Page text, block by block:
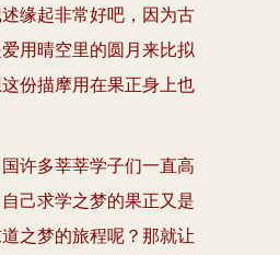
缘起非常好吧，因为古
用晴空里的圆月来比拟
份描摩用在果正身上也
许多莘莘学子们一直高
己求学之梦的果正又是
之梦的旅程呢？那就让